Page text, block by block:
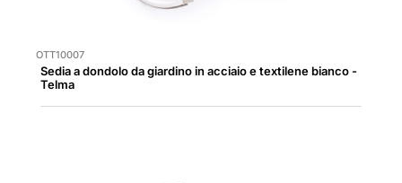
OTT10007
Sedia a dondolo da giardino in acciaio e textilene bianco -
Telma